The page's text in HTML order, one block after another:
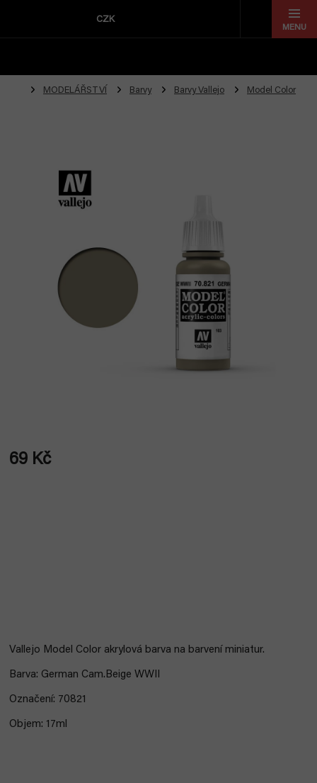
CZK
MODELÁŘSTVÍ Barvy Barvy Vallejo Model Color
69 Kč
Vallejo Model Color akrylová barva na barvení miniatur.
Barva: German Cam.Beige WWII
Označení: 70821
Objem: 17ml